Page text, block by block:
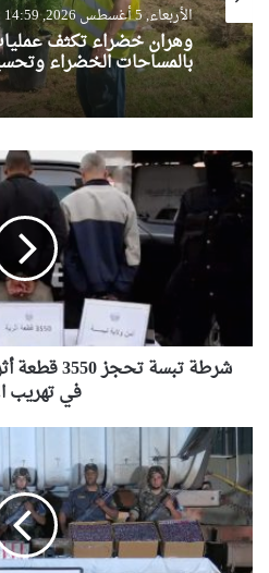
الأربعاء, 5 أغسطس 2026, 14:59
وهران خضراء تكثف
بالمساحات الخضراء
شرطة
تبسة
تحجز
مختصة
شرطة تبسة
في تهريب
الناحية
العسكرية
الرابعة:
ضبط
658.462
كبسولة